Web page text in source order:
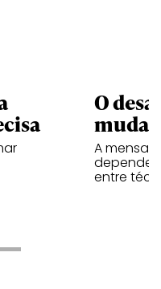
O
A
depende
entre